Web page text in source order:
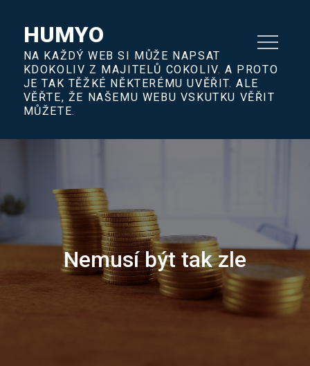
contentHUMYO
NA KAŽDÝ WEB SI MŮŽE NAPSAT
KDOKOLIV Z MAJITELŮ COKOLIV. A PROTO
JE TAK TĚŽKÉ NĚKTERÉMU UVĚŘIT. ALE
VĚŘTE, ŽE NAŠEMU WEBU VSKUTKU VĚŘIT
MŮŽETE.
Nemusí být tak zle